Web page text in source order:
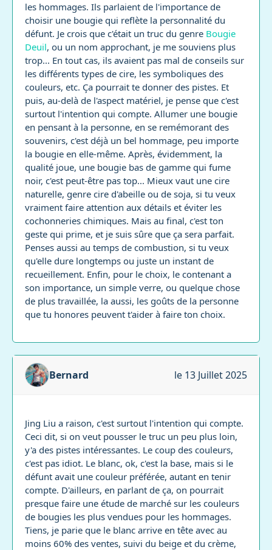
les hommages. Ils parlaient de l'importance de
choisir une bougie qui reflète la personnalité du
défunt. Je crois que c'était un truc du genre Bougie
Deuil, ou un nom approchant, je me souviens plus
trop... En tout cas, ils avaient pas mal de conseils sur
les différents types de cire, les symboliques des
couleurs, etc. Ça pourrait te donner des pistes. Et
puis, au-delà de l'aspect matériel, je pense que c'est
surtout l'intention qui compte. Allumer une bougie
en pensant à la personne, en se remémorant des
souvenirs, c'est déjà un bel hommage, peu importe
la bougie en elle-même. Après, évidemment, la
qualité joue, une bougie bas de gamme qui fume
noir, c'est peut-être pas top... Mieux vaut une cire
naturelle, genre cire d'abeille ou de soja, si tu veux
vraiment faire attention aux détails et éviter les
cochonneries chimiques. Mais au final, c'est ton
geste qui prime, et je suis sûre que ça sera parfait.
Penses aussi au temps de combustion, si tu veux
qu'elle dure longtemps ou juste un instant de
recueillement. Enfin, pour le choix, le contenant a
son importance, un simple verre, ou quelque chose
de plus travaillée, la aussi, les goûts de la personne
que tu honores peuvent t'aider à faire ton choix.
Bernard le 13 Juillet 2025
Jing Liu a raison, c'est surtout l'intention qui compte.
Ceci dit, si on veut pousser le truc un peu plus loin,
y'a des pistes intéressantes. Le coup des couleurs,
c'est pas idiot. Le blanc, ok, c'est la base, mais si le
défunt avait une couleur préférée, autant en tenir
compte. D'ailleurs, en parlant de ça, on pourrait
presque faire une étude de marché sur les couleurs
de bougies les plus vendues pour les hommages.
Tiens, je parie que le blanc arrive en tête avec au
moins 60% des ventes, suivi du beige et du crème,